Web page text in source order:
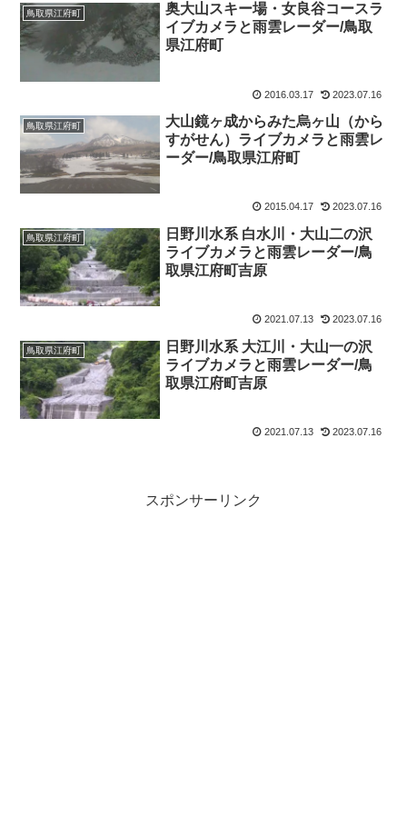
鳥取県江府町
奥大山スキー場・女良谷コースラ
イブカメラと雨雲レーダー/鳥取
県江府町
2016.03.17 2023.07.16
鳥取県江府町
大山鏡ヶ成からみた烏ヶ山（から
すがせん）ライブカメラと雨雲レ
ーダー/鳥取県江府町
2015.04.17 2023.07.16
鳥取県江府町
日野川水系 白水川・大山二の沢
ライブカメラと雨雲レーダー/鳥
取県江府町吉原
2021.07.13 2023.07.16
鳥取県江府町
日野川水系 大江川・大山一の沢
ライブカメラと雨雲レーダー/鳥
取県江府町吉原
2021.07.13 2023.07.16
スポンサーリンク